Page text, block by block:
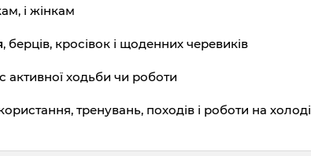
і жінкам
, берців, кросівок і щоденних черевиків
активної ходьби чи роботи
тренувань, походів і роботи на холоді